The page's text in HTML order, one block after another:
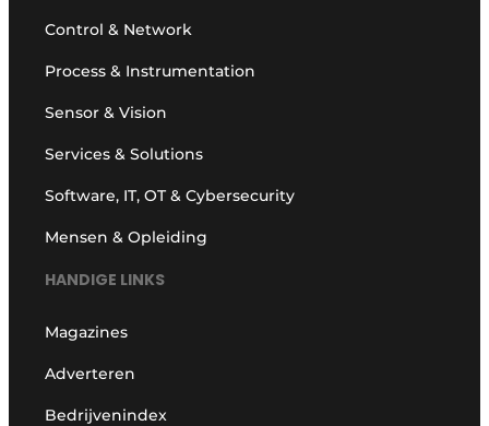
Control & Network
Process & Instrumentation
Sensor & Vision
Services & Solutions
Software, IT, OT & Cybersecurity
Mensen & Opleiding
HANDIGE LINKS
Magazines
Adverteren
Bedrijvenindex